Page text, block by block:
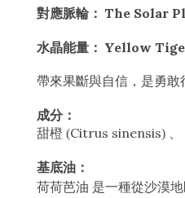
對應脈輪： The Solar
水晶能量： Yellow
帶來果斷與自信，是勇敢
成分：
甜橙 (Citrus sinensis)
基底油：
荷荷芭油 是一種從沙漠